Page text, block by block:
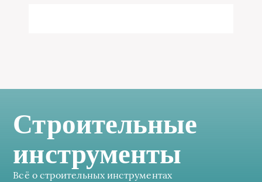
Строительные
инструменты
Всё о строительных инструментах